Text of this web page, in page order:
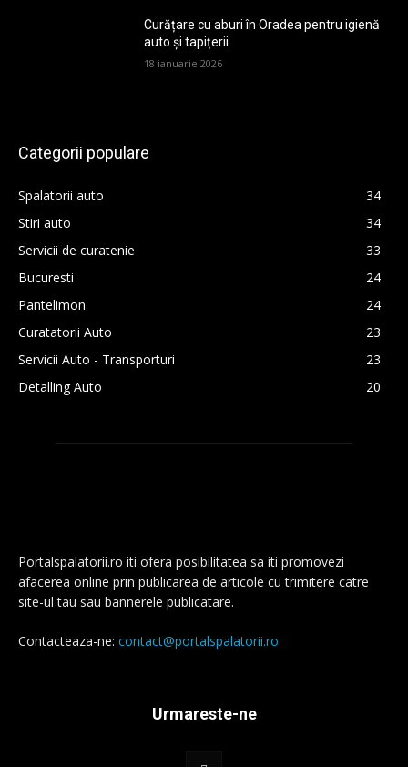
Curățare cu aburi în Oradea pentru igienă
auto și tapițerii
18 ianuarie 2026
Categorii populare
Spalatorii auto
34
Stiri auto
34
Servicii de curatenie
33
Bucuresti
24
Pantelimon
24
Curatatorii Auto
23
Servicii Auto - Transporturi
23
Detalling Auto
20
Portalspalatorii.ro iti ofera posibilitatea sa iti promovezi
afacerea online prin publicarea de articole cu trimitere catre
site-ul tau sau bannerele publicatare.
Contacteaza-ne: contact@portalspalatorii.ro
Urmareste-ne